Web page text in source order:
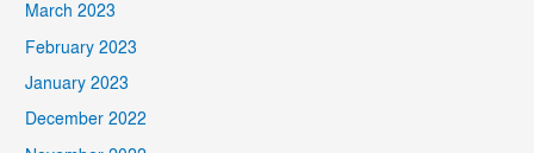
March 2023
February 2023
January 2023
December 2022